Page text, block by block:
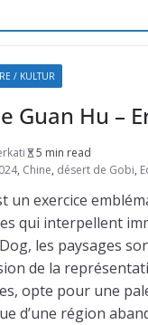
/ KULTUR
Guan Hu –
5 min read
, Chine, désert de Gobi,
un exercice
qui interpellent
les paysages
de la
opte pour une
d’une région